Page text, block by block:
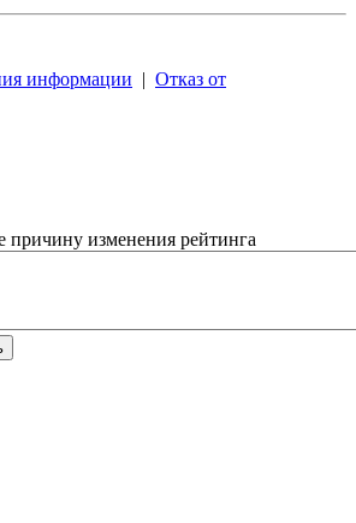
информации | Отказ от
причину изменения рейтинга